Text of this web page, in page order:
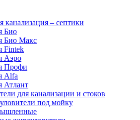
канализация – септики
Био
Био Макс
Fintek
Аэро
Профи
Alfa
Атлант
для канализации и стоков
под мойку